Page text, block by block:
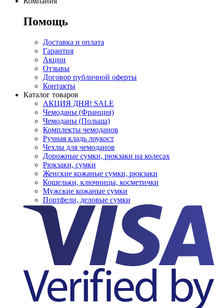
Помощь
Доставка и оплата
Гарантия
Акции
Отзывы
Договор публичной оферты
Контакты
Каталог товаров
АКЦИЯ ДНЯ! SALE
Чемоданы (Франция)
Чемоданы (Польша)
Комплекты чемоданов
Ручная кладь лоукост
Чехлы для чемоданов
Дорожные сумки, рюкзаки на колесах
Рюкзаки, сумки
Женские кожаные сумки, рюкзаки
Кошельки, ключницы, косметички
Мужские кожаные сумки
Портфели, деловые сумки